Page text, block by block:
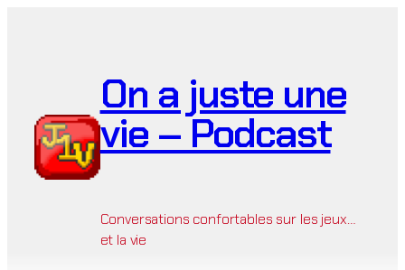
On a juste une
vie – Podcast
Conversations confortables sur les jeux…
et la vie